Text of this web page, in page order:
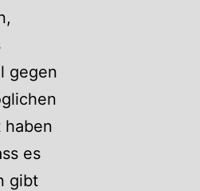
gegen
haben
es
gibt